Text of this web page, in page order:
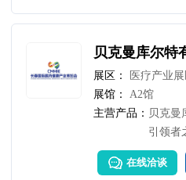
的研究
惠及全
和疗法
贝克曼库尔特
展区：
医疗产业
展馆：
A2馆
主营产品： 贝克曼
引领者
息，诊
各地的
在线洽谈